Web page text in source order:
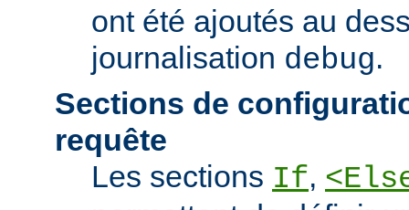
ont été ajoutés au
journalisation debug.
Sections de
requête
Les sections If,